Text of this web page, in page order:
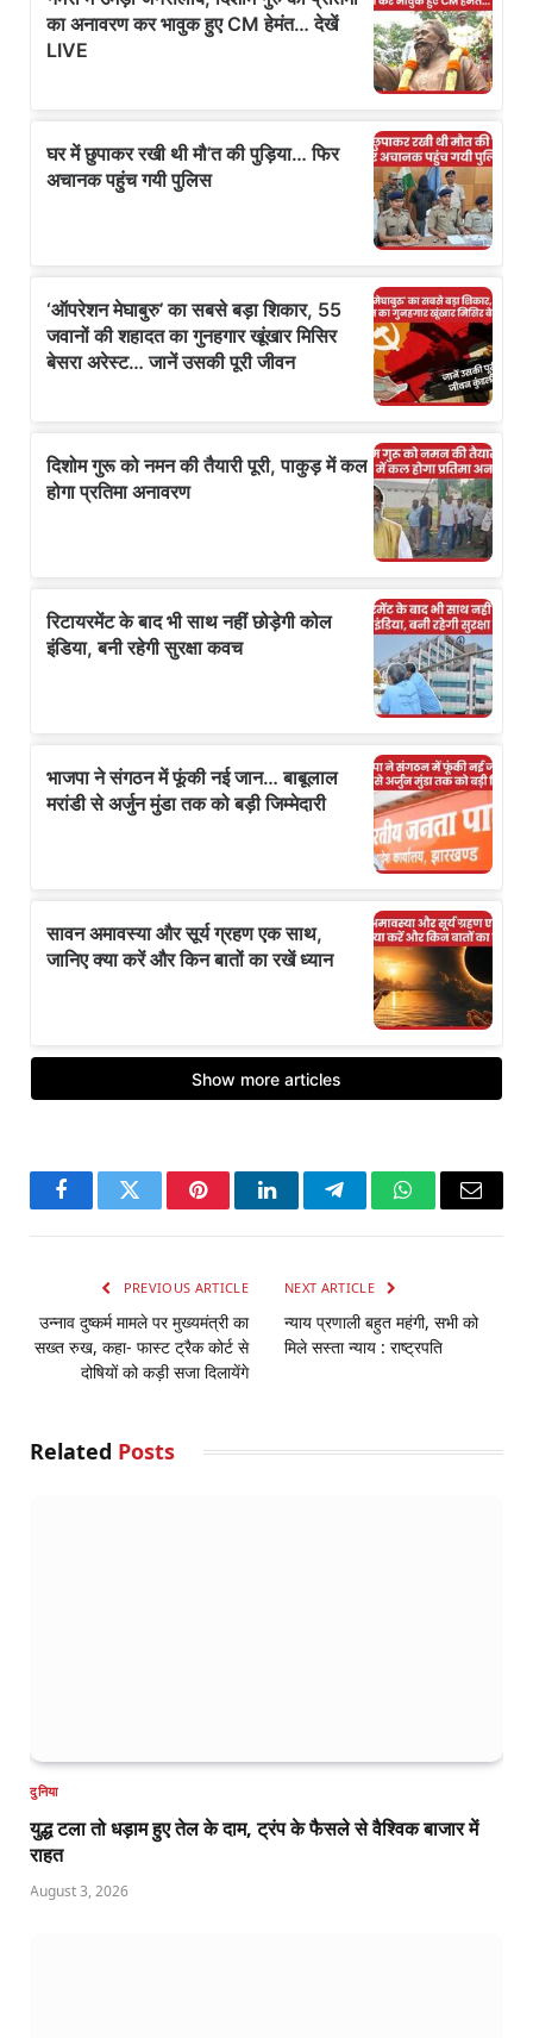
FacebookTwitter PinterestLinkedInTelegramWhatsApp
Email
PREVIOUS ARTICLE
उन्नाव दुष्कर्म मामले पर मुख्यमंत्री का
सख्त रुख, कहा- फास्ट ट्रैक कोर्ट से
दोषियों को कड़ी सजा दिलायेंगे
NEXT ARTICLE
न्याय प्रणाली बहुत महंगी, सभी को
मिले सस्ता न्याय : राष्ट्रपति
Related Posts
दुनिया
युद्ध टला तो धड़ाम हुए तेल के दाम, ट्रंप के फैसले से वैश्विक बाजार में
राहत
August 3, 2026